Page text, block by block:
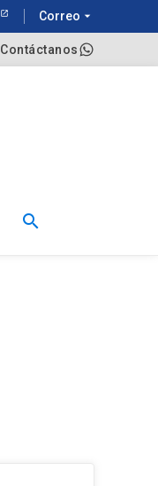
Correo arrow_drop_down
Contáctanos
search